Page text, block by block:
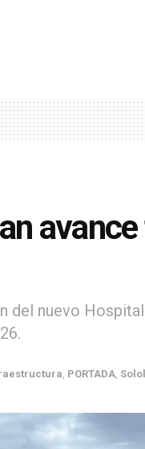
del nuevo
, PORTADA,